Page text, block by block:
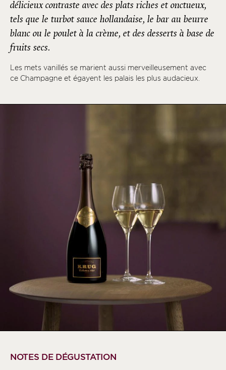
délicieux contraste avec des plats riches et onctueux,
tels que le turbot sauce hollandaise, le bar au beurre
blanc ou le poulet à la crème, et des desserts à base de
fruits secs.
Les mets vanillés se marient aussi merveilleusement avec
ce Champagne et égayent les palais les plus audacieux.
NOTES DE DÉGUSTATION